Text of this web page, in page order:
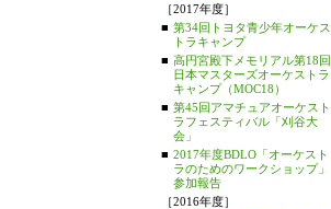
［2017年度］
■ 第34回トヨタ青少年オーケス
トラキャンプ
■ 高円宮殿下メモリアル第18回
日本マスターズオーケストラ
キャンプ（MOC18）
■ 第45回アマチュアオーケスト
ラフェスティバル「刈谷大
会」
■ 2017年度BDLO「オーケスト
ラのためのワークショップ」
参加報告
［2016年度］